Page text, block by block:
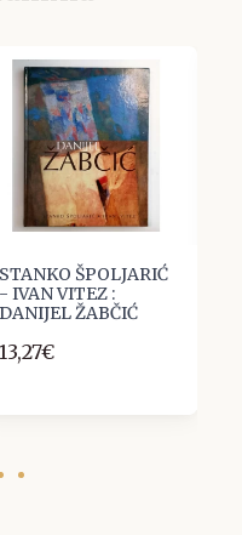
STANKO ŠPOLJARIĆ
- IVAN VITEZ :
DANIJEL ŽABČIĆ
13,27€